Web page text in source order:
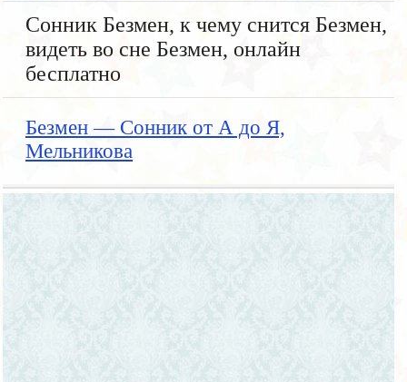
Сонник Безмен, к чему снится Безмен,
видеть во сне Безмен, онлайн
бесплатно
Безмен — Сонник от А до Я,
Мельникова